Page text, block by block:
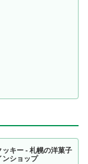
キー - 札幌の洋菓子
ンショップ